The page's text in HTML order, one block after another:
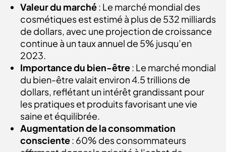
Valeur du marché: Le marché mondial des
cosmétiques est estimé à plus de 532 milliards
de dollars, avec une projection de croissance
continue à un taux annuel de 5% jusqu’en
2023.
Importance du bien-être: Le marché mondial
du bien-être valait environ 4.5 trillions de
dollars, reflétant un intérêt grandissant pour
les pratiques et produits favorisant une vie
saine et équilibrée.
Augmentation de la consommation
consciente: 60% des consommateurs